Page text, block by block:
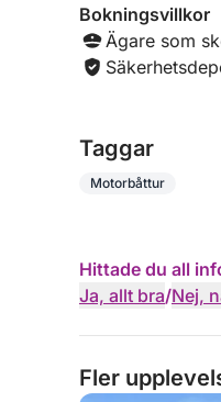
Bokningsvillkor
Ägare som
Taggar
Motorbåttur
Hittade du all
Ja, allt bra/Nej,
Fler